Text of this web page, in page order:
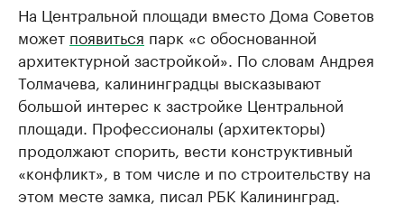
На Центральной площади вместо Дома Советов
может появиться парк «с обоснованной
архитектурной застройкой». По словам Андрея
Толмачева, калининградцы высказывают
большой интерес к застройке Центральной
площади. Профессионалы (архитекторы)
продолжают спорить, вести конструктивный
«конфликт», в том числе и по строительству на
этом месте замка, писал РБК Калининград.